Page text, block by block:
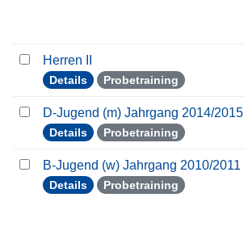
Herren II
Details Probetraining
D-Jugend (m) Jahrgang 2014/2015
Details Probetraining
B-Jugend (w) Jahrgang 2010/2011
Details Probetraining